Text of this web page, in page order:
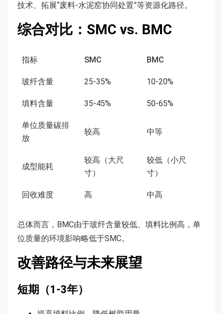
技术、拓展“废料-水泥窑协同处置”等资源化路径。
综合对比：SMC vs. BMC
指标 SMC BMC
玻纤含量 25-35% 10-20%
填料含量 35-45% 50-65%
单位质量碳排
放
较高 中等
成型能耗
较高（大尺
寸）
较低（小尺
寸）
回收难度 高 中高
总体而言，BMC由于玻纤含量较低、填料比例高，单
位质量的环境影响略低于SMC。
改善路径与未来展望
短期（1-3年）